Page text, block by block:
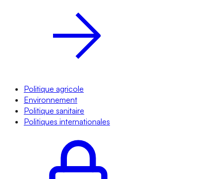
Politique agricole
Environnement
Politique sanitaire
Politiques internationales